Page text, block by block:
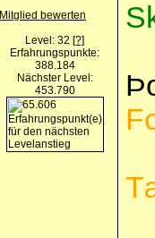
Mitglied bewerten
Level: 32 [?]
Erfahrungspunkte:
388.184
Nächster Level:
453.790